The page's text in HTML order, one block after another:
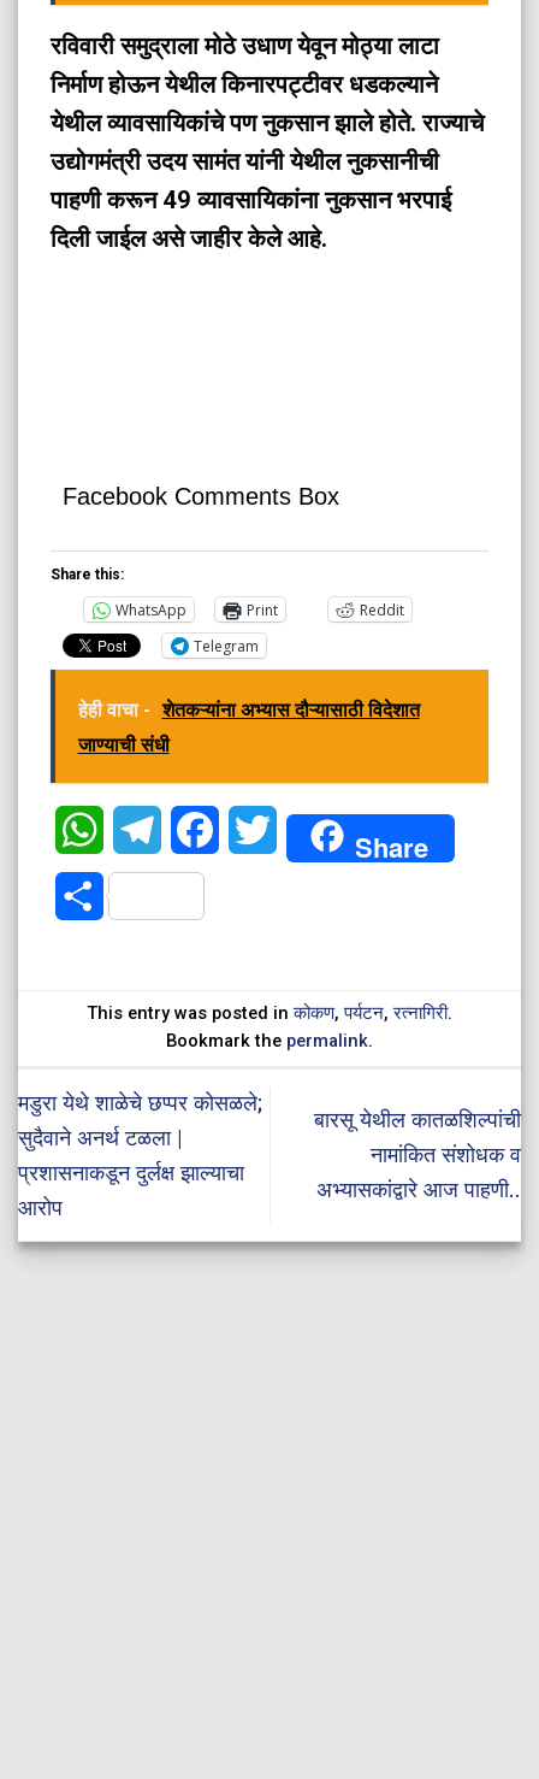
रविवारी समुद्राला मोठे उधाण येवून मोठ्या लाटा
निर्माण होऊन येथील किनारपट्टीवर धडकल्याने
येथील व्यावसायिकांचे पण नुकसान झाले होते. राज्याचे
उद्योगमंत्री उदय सामंत यांनी येथील नुकसानीची
पाहणी करून 49 व्यावसायिकांना नुकसान भरपाई
दिली जाईल असे जाहीर केले आहे.
Facebook Comments Box
Share this:
WhatsApp Print
Reddit
Telegram
हेही वाचा - शेतकऱ्यांना अभ्यास दौऱ्यासाठी विदेशात
जाण्याची संधी
WhatsAppTelegramFacebookTwitter Share
Share
This entry was posted inकोकण,पर्यटन,रत्नागिरी.
Bookmark the permalink.
मडुरा येथे शाळेचे छप्पर कोसळले;
सुदैवाने अनर्थ टळला |
प्रशासनाकडून दुर्लक्ष झाल्याचा
आरोप
बारसू येथील कातळशिल्पांची
नामांकित संशोधक व
अभ्यासकांद्वारे आज पाहणी..